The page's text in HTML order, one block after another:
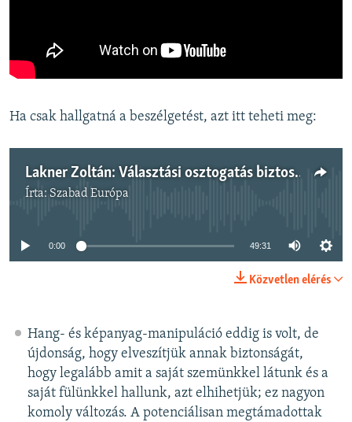
Ha csak hallgatná a beszélgetést, azt itt teheti meg:
Lakner Zoltán: Választási osztogatás biztosan lesz, ha kell, kínai hitelből
Írta: Szabad Európa
Jelenleg nincs elérhető tartalom
0:00 49:31
Közvetlen elérés
Hang- és képanyag-manipuláció eddig is volt, de
újdonság, hogy elveszítjük annak biztonságát,
hogy legalább amit a saját szemünkkel látunk és a
saját fülünkkel hallunk, azt elhihetjük; ez nagyon
komoly változás. A potenciálisan megtámadottak